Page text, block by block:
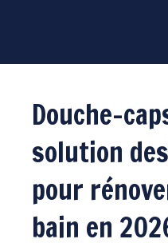
Douche-
solution
pour
bain en